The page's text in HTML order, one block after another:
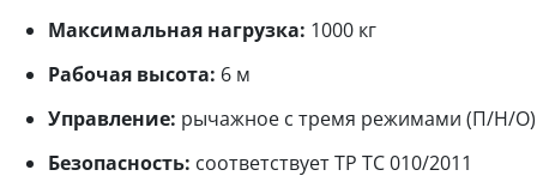
Максимальная нагрузка: 1000 кг
Рабочая высота: 6 м
Управление: рычажное с тремя режимами (П/Н/О)
Безопасность: соответствует ТР ТС 010/2011